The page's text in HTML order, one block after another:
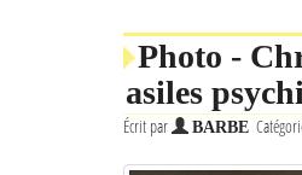
Photo -
asiles
Écrit par BARBE